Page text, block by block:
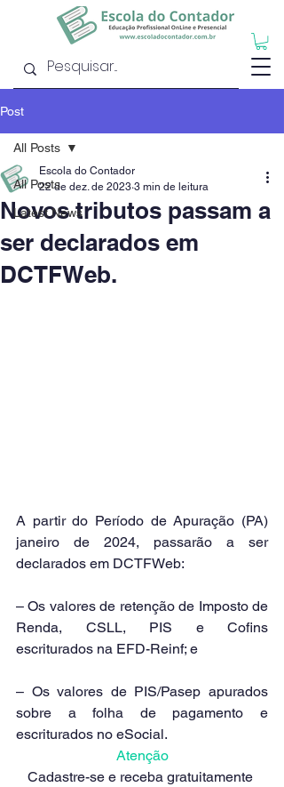
Post
All Posts
Latest News
All Posts
Novos tributos passam a
ser declarados em
DCTFWeb.
Escola do Contador
22 de dez. de 2023 3 min de leitura
A partir do Período de Apuração (PA)
janeiro de 2024, passarão a ser
declarados em DCTFWeb:
– Os valores de retenção de Imposto de
Renda, CSLL, PIS e Cofins
escriturados na EFD-Reinf; e
– Os valores de PIS/Pasep apurados
sobre a folha de pagamento e
escriturados no eSocial.
Atenção
Cadastre-se e receba gratuitamente